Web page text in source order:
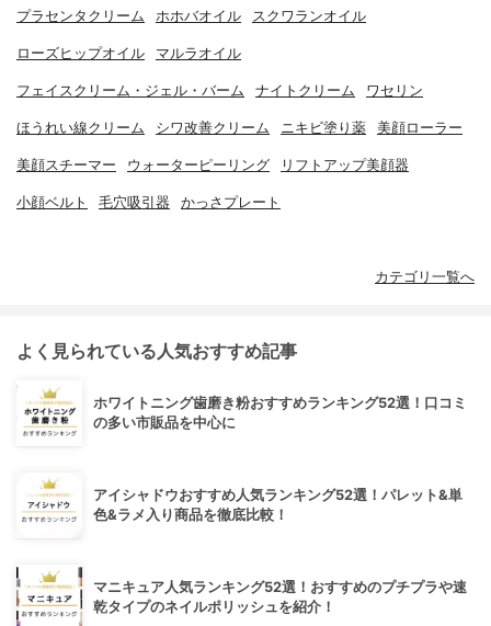
プラセンタクリーム ホホバオイル スクワランオイル
ローズヒップオイル マルラオイル
フェイスクリーム・ジェル・バーム ナイトクリーム ワセリン
ほうれい線クリーム シワ改善クリーム ニキビ塗り薬 美顔ローラー
美顔スチーマー ウォーターピーリング リフトアップ美顔器
小顔ベルト 毛穴吸引器 かっさプレート
カテゴリ一覧へ
よく見られている人気おすすめ記事
ホワイトニング歯磨き粉おすすめランキング52選！口コミ
の多い市販品を中心に
アイシャドウおすすめ人気ランキング52選！パレット&単
色&ラメ入り商品を徹底比較！
マニキュア人気ランキング52選！おすすめのプチプラや速
乾タイプのネイルポリッシュを紹介！